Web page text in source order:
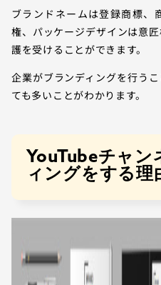
ブランドネームは登録商標、
権、パッケージデザインは意
護を受けることができます。
企業がブランディングを行う
ても多いことがわかります。
YouTubeチャン
ィングをする理